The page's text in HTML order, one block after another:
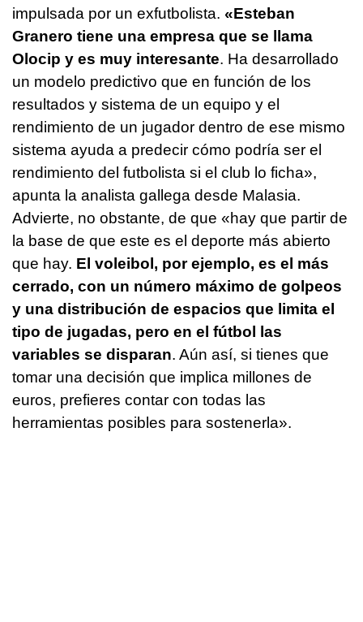
impulsada por un exfutbolista. «Esteban
Granero tiene una empresa que se llama
Olocip y es muy interesante. Ha desarrollado
un modelo predictivo que en función de los
resultados y sistema de un equipo y el
rendimiento de un jugador dentro de ese mismo
sistema ayuda a predecir cómo podría ser el
rendimiento del futbolista si el club lo ficha»,
apunta la analista gallega desde Malasia.
Advierte, no obstante, de que «hay que partir de
la base de que este es el deporte más abierto
que hay. El voleibol, por ejemplo, es el más
cerrado, con un número máximo de golpeos
y una distribución de espacios que limita el
tipo de jugadas, pero en el fútbol las
variables se disparan. Aún así, si tienes que
tomar una decisión que implica millones de
euros, prefieres contar con todas las
herramientas posibles para sostenerla».